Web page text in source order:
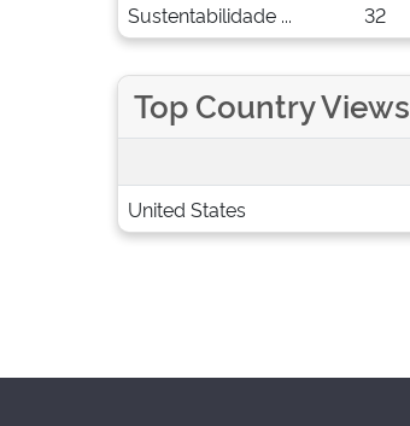
Sustentabilidade ...
32
Top Country Views
United States